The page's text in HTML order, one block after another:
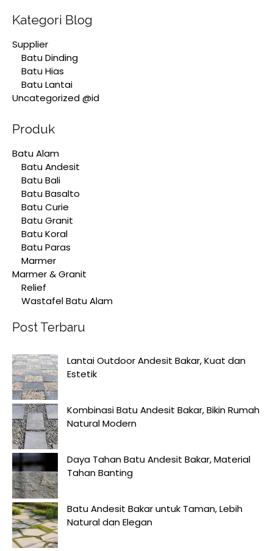
Kategori Blog
Supplier
Batu Dinding
Batu Hias
Batu Lantai
Uncategorized @id
Produk
Batu Alam
Batu Andesit
Batu Bali
Batu Basalto
Batu Curie
Batu Granit
Batu Koral
Batu Paras
Marmer
Marmer & Granit
Relief
Wastafel Batu Alam
Post Terbaru
Lantai Outdoor Andesit Bakar, Kuat dan
Estetik
Kombinasi Batu Andesit Bakar, Bikin Rumah
Natural Modern
Daya Tahan Batu Andesit Bakar, Material
Tahan Banting
Batu Andesit Bakar untuk Taman, Lebih
Natural dan Elegan